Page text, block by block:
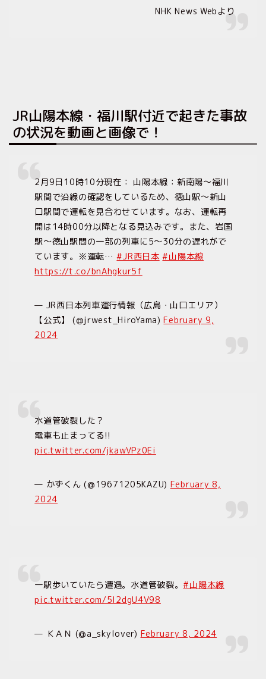
NHK News Webより
JR山陽本線・福川駅付近で起きた事故
の状況を動画と画像で！
2月9日10時10分現在： 山陽本線：新南陽〜福川
駅間で沿線の確認をしているため、徳山駅〜新山
口駅間で運転を見合わせています。なお、運転再
開は14時00分以降となる見込みです。また、岩国
駅〜徳山駅間の一部の列車に5〜30分の遅れがで
ています。※運転…#JR西日本 #山陽本線
https://t.co/bnAhgkur5f
— JR西日本列車運行情報（広島・山口エリア）
【公式】 (@jrwest_HiroYama)February 9,
2024
水道管破裂した？
電車も止まってる!!
pic.twitter.com/jkawVPz0Ei
— かずくん (@19671205KAZU) February 8,
2024
一駅歩いていたら遭遇。水道管破裂。#山陽本線
pic.twitter.com/5I2dgU4V98
— ＫＡＮ (@a_skylover) February 8, 2024